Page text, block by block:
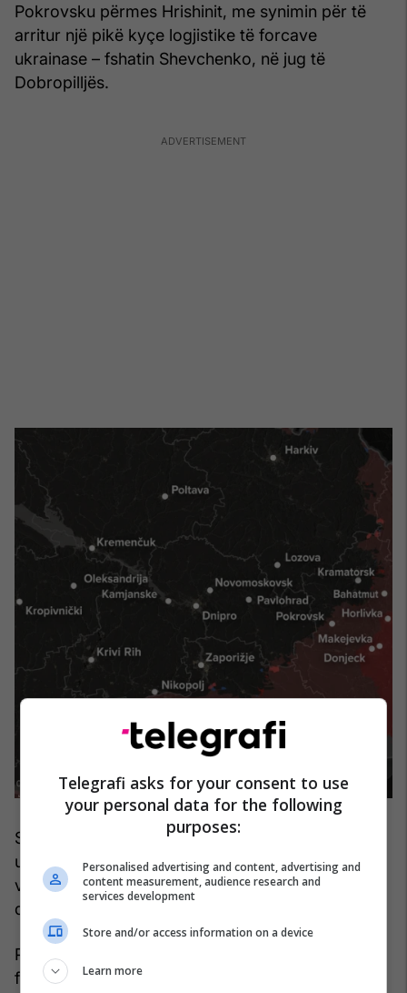
Pokrovsku përmes Hrishinit, me synimin për të
arritur një pikë kyçe logjistike të forcave
ukrainase – fshatin Shevchenko, në jug të
Dobropilljës.
Sipas raporteve të Korpusit të 7-të të forcave
ukrainase, armiku në këtë zonë ka epërsi jo
vetëm në këmbësori, por edhe në përdorimin e
dronëve.
Për shkak të dominimit rus në këtë fushë,
furnizimi i njësive ukrainase në vijën e parë – të
Telegrafi asks for your consent to use
your personal data for the following
purposes:
Personalised advertising and content, advertising and
content measurement, audience research and
services development
Store and/or access information on a device
Learn more